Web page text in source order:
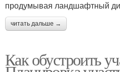
продумывая ландшафтный
читать дальше →
Как обустроить